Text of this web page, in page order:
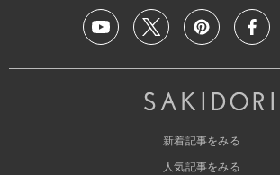
新着記事をみる
人気記事をみる